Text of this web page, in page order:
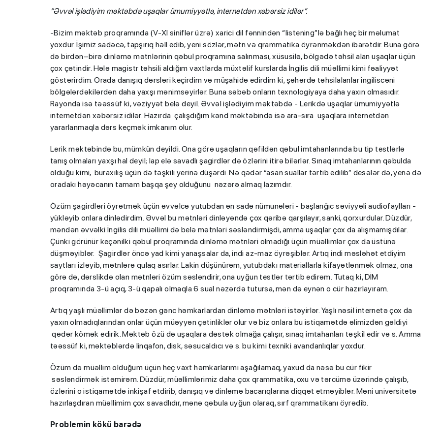
“Əvvəl işlədiyim məktəbdə uşaqlar ümumiyyətlə, internetdən xəbərsiz idilər”.
-Bizim məktəb proqramında (V-XI siniflər üzrə) xarici dil fənnindən “listening”lə bağlı heç bir məlumat
yoxdur. İşimiz sadəcə, tapşırıq həll edib, yeni sözlər, mətn və qrammatika öyrənməkdən ibarətdir. Buna görə
də birdən–birə dinləmə mətnlərinin qəbul proqramına salınması, xüsusilə, bölgədə təhsil alan uşaqlar üçün
çox çətindir. Hələ magistr təhsili aldığım vaxtlarda müxtəlif kurslarda İngilis dili müəllimi kimi fəaliyyət
göstərirdim. Orada danışıq dərsləri keçirdim və müşahidə edirdim ki, şəhərdə təhsilalanlar ingiliscəni
bölgələrdəkilərdən daha yaxşı mənimsəyirlər. Buna səbəb onların texnologiyaya daha yaxın olmasıdır.
Rayonda isə təəssüf ki, vəziyyət belə deyil. Əvvəl işlədiyim məktəbdə - Lerikdə uşaqlar ümumiyyətlə
internetdən xəbərsiz idilər. Hazırda çalışdığım kənd məktəbində isə ara-sıra uşaqlara internetdən
yararlanmaqla dərs keçmək imkanım olur.
Lerik məktəbində bu, mümkün deyildi. Ona görə uşaqların qəfildən qəbul imtahanlarında bu tip testlərlə
tanış olmaları yaxşı hal deyil; lap elə savadlı şagirdlər də özlərini itirə bilərlər. Sınaq imtahanlarının qəbulda
olduğu kimi, buraxılış üçün də təşkili yerinə düşərdi. Nə qədər “asan suallar tərtib edilib” desələr də, yenə də
oradakı həyəcanın tamam başqa şey olduğunu nəzərə almaq lazımdır.
Özüm şagirdləri öyrətmək üçün əvvəlcə yutubdan ən sadə nümunələri - başlanğıc səviyyəli audiofaylları -
yükləyib onlara dinlədirdim. Əvvəl bu mətnləri dinləyəndə çox qəribə qarşılayır, sanki, qorxurdular. Düzdür,
məndən əvvəlki İngilis dili müəllimi də belə mətnləri səsləndirmişdi, amma uşaqlar çox da alışmamışdılar.
Çünki görünür keçənilki qəbul proqramında dinləmə mətnləri olmadığı üçün müəllimlər çox da üstünə
düşməyiblər. Şagirdlər öncə yad kimi yanaşsalar da, indi az-maz öyrəşiblər. Artıq indi məsləhət etdiyim
saytları izləyib, mətnlərə qulaq asırlar. Lakin düşünürəm, yutubdakı materiallarla kifayətlənmək olmaz, ona
görə də, dərslikdə olan mətnləri özüm səsləndirir, ona uyğun testlər tərtib edirəm. Tutaq ki, DİM
proqramında 3-ü açıq, 3-ü qapalı olmaqla 6 sual nəzərdə tutursa, mən də eynən o cür hazırlayıram.
Artıq yaşlı müəllimlər də bəzən gənc həmkarlardan dinləmə mətnləri istəyirlər. Yaşlı nəsil internetə çox da
yaxın olmadıqlarından onlar üçün müəyyən çətinliklər olur və biz onlara bu istiqamətdə əlimizdən gəldiyi
qədər kömək edirik. Məktəb özü də uşaqlara dəstək olmağa çalışır, sınaq imtahanları təşkil edir və s. Amma
təəssüf ki, məktəblərdə linqafon, disk, səsucaldıcı və s. bu kimi texniki avandanlıqlar yoxdur.
Özüm də müəllim olduğum üçün heç vaxt həmkarlarımı aşağılamaq, yaxud da nəsə bu cür fikir
səsləndirmək istəmirəm. Düzdür, müəllimlərimiz daha çox qrammatika, oxu və tərcümə üzərində çalışıb,
özlərini o istiqamətdə inkişaf etdirib, danışıq və dinləmə bacarıqlarına diqqət etməyiblər. Məni universitetə
hazırlaşdıran müəllimim çox savadlıdır, mənə qəbula uyğun olaraq, sırf qrammatikanı öyrədib.
Problemin kökü barədə
“Həftənin təhsil icmalı”- MİQ,
lisey seçimi, bağçalar və qəbul
imtahanları...
"Həftənin təhsil icmalı": Qəbul
müəllimlərin nəticələri dəyişdi...
BMU-İNHA ikili diplom
proqramına qəbul imtahanları
keçirilib
MİQ balına görə Bakı üzrə
birinci, respublika üzrə
OLDU